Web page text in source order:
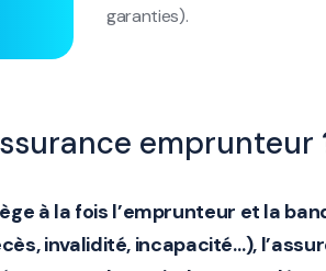
garanties).
emprunteur
à la fois l’emprunteur et la
invalidité, incapacité…),